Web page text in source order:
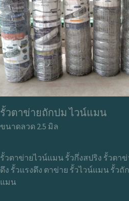
รั้วตาข่ายถักปม ไวน์แมน
ขนาดลวด 2.5 มิล
รั้วตาข่ายไวน์แมน รั้วกึ่งสปริง รั้วตาข่
ดึง รั้วแรงดึง ตาข่าย รั้วไวน์แมน รั้วถั
แมน